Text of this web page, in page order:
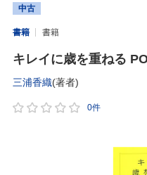
中古
書籍 書籍
キレイに歳を重ねる
三浦香織(著者)
0件